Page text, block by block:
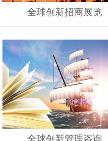
全球创新招商展览
全球创新管理咨询